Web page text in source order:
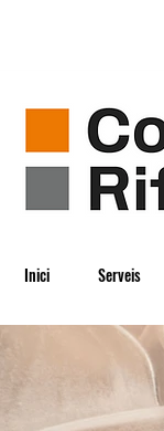
Inici Serveis